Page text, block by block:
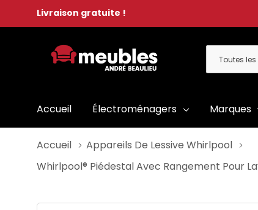
Livraison gratuite !
Toutes
les
Rechercher
Accueil Électroménagers Marques
Accueil
Appareils De Lessive Whirlpool
Whirlpool® Piédestal Avec Rangement Pour